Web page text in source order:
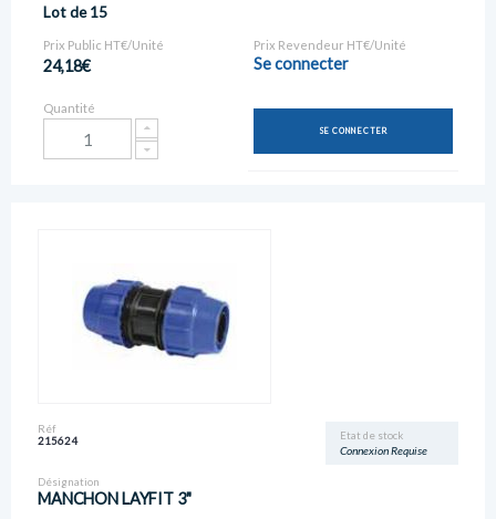
Lot de 15
Prix Public HT€/Unité
24,18€
Prix Revendeur HT€/Unité
Se connecter
Quantité
SE CONNECTER
Etat de stock
Connexion Requise
Réf
215624
Désignation
MANCHON LAYFIT 3"